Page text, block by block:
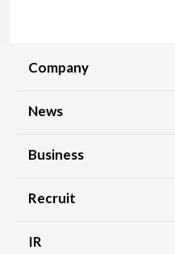
Company
News
Business
Recruit
IR